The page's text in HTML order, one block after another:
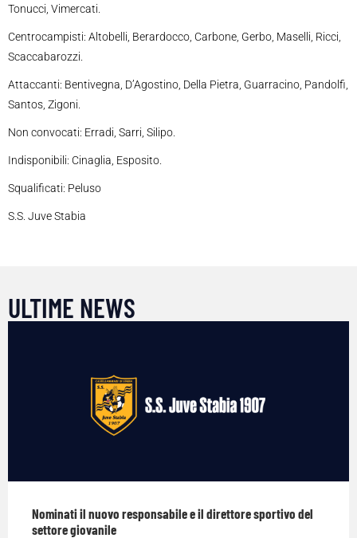
Tonucci, Vimercati.
Centrocampisti: Altobelli, Berardocco, Carbone, Gerbo, Maselli, Ricci,
Scaccabarozzi.
Attaccanti: Bentivegna, D’Agostino, Della Pietra, Guarracino, Pandolfi,
Santos, Zigoni.
Non convocati: Erradi, Sarri, Silipo.
Indisponibili: Cinaglia, Esposito.
Squalificati: Peluso
S.S. Juve Stabia
ULTIME NEWS
Nominati il nuovo responsabile e il direttore sportivo del
settore giovanile